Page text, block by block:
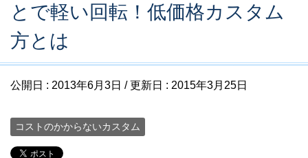
とで軽い回転！低価格カスタム
方とは
公開日 : 2013年6月3日 / 更新日 : 2015年3月25日
コストのかからないカスタム